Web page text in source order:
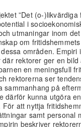
”Det (o-
i
utmaningar inom
om
områden.
rektorer ger en
en meningsfull
rektorerna ser
sammanhang på
därför kunna utgöra
För att nyttja
samt personal
beskriver